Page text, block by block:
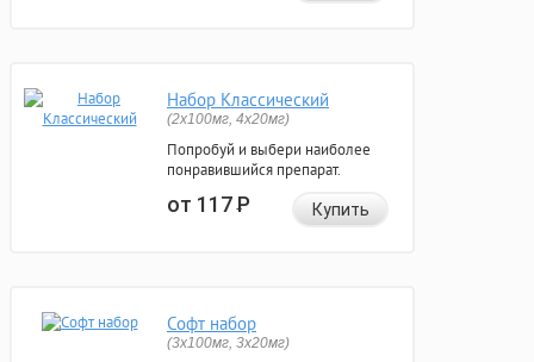
Набор Классический
(2x100мг, 4x20мг)
Попробуй и выбери наиболее
понравившийся препарат.
от 117Р Купить
Софт набор
(3x100мг, 3x20мг)